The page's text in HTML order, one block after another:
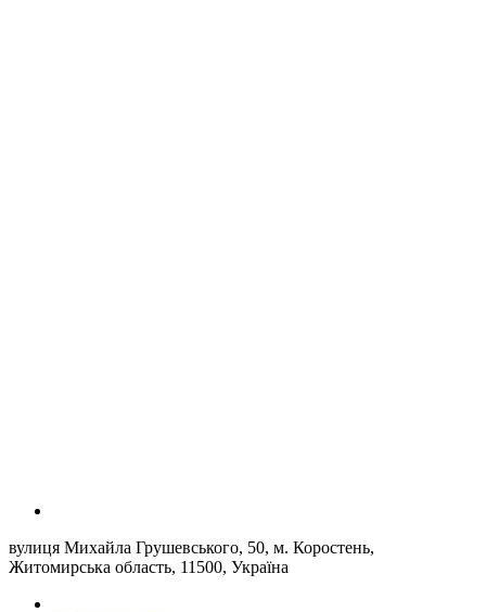
вулиця Михайла Грушевського, 50, м. Коростень,
Житомирська область, 11500, Україна